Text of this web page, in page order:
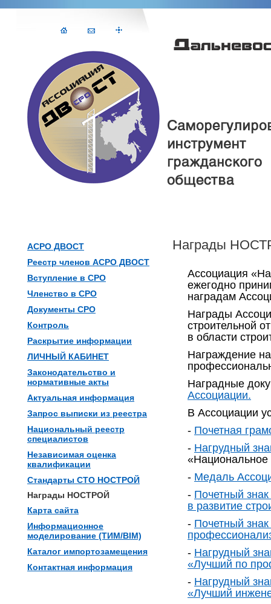
АСРО ДВОСТ
Реестр членов АСРО ДВОСТ
Вступление в СРО
Членство в СРО
Документы СРО
Контроль
Раскрытие информации
ЛИЧНЫЙ КАБИНЕТ
Законодательство и
нормативные акты
Актуальная информация
Запрос выписки из реестра
Национальный реестр
специалистов
Независимая оценка
квалификации
Стандарты СТО НОСТРОЙ
Награды НОСТРОЙ
Карта сайта
Информационное
моделирование (ТИМ/BIM)
Каталог импортозамещения
Контактная информация
Награды
Ассоциация
ежегодно
наградам
Награды
строительной
в области
Награждение
Наградные
Ассоциации.
В Ассоциации
- Почетная
- Нагрудный
«Национальное
- Медаль
- Почетный
в развитие
- Почетный
- Нагрудный
«Лучший по
- Нагрудный
«Лучший